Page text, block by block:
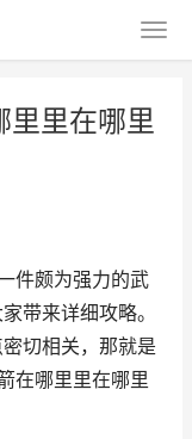
里里在哪里
件颇为强力的武
带来详细攻略。
切相关，那就是
在哪里里在哪里